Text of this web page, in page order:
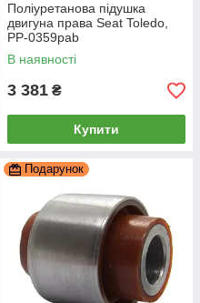
Поліуретанова підушка
двигуна права Seat Toledo,
PP-0359pab
В наявності
3 381 ₴
Купити
Подарунок